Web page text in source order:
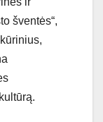
šventės“,